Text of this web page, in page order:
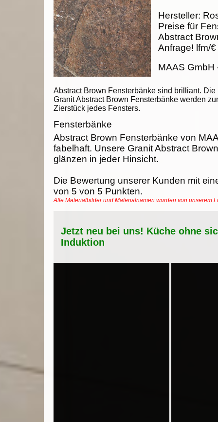
Abstract Brown Fensterbänke sind brilliant. Die
Granit Abstract Brown Fensterbänke werden
Zierstück jedes Fensters.
Hersteller:
Preise für
Abstract
Anfrage! lfm/€
MAAS GmbH
Fensterbänke
Abstract Brown Fensterbänke von
fabelhaft. Unsere Granit Abstract
glänzen in jeder Hinsicht.
Die Bewertung unserer Kunden mit
von 5 von 5 Punkten.
Alle Materialbilder und Materialnamen wurden von unserem
Jetzt neu bei uns! Küche ohne
Induktion